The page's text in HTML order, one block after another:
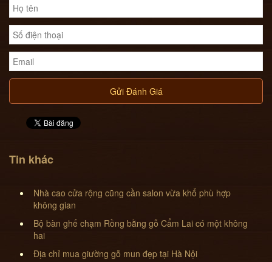
Gửi Đánh Giá
Tin khác
Nhà cao cửa rộng cũng cần salon vừa khổ phù hợp
không gian
Bộ bàn ghế chạm Rồng bằng gỗ Cẩm Lai có một không
hai
Địa chỉ mua giường gỗ mun đẹp tại Hà Nội